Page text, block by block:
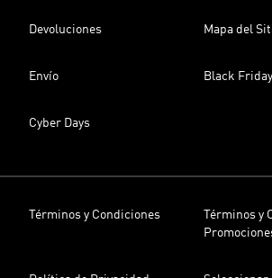
Devoluciones Mapa del
Envío Black Friday
Cyber Days
Términos y Condiciones
Términos y